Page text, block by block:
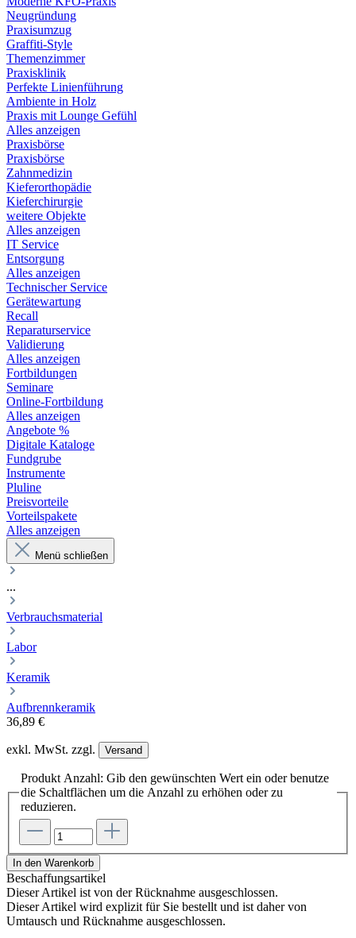
Neugründung
Praxisumzug
Graffiti-Style
Themenzimmer
Praxisklinik
Perfekte Linienführung
Ambiente in Holz
Praxis mit Lounge Gefühl
Alles anzeigen
Praxisbörse
Praxisbörse
Zahnmedizin
Kieferorthopädie
Kieferchirurgie
weitere Objekte
Alles anzeigen
IT Service
Entsorgung
Alles anzeigen
Technischer Service
Gerätewartung
Recall
Reparaturservice
Validierung
Alles anzeigen
Fortbildungen
Seminare
Online-Fortbildung
Alles anzeigen
Angebote %
Digitale Kataloge
Fundgrube
Instrumente
Pluline
Preisvorteile
Vorteilspakete
Alles anzeigen
Menü schließen
...
Verbrauchsmaterial
Labor
Keramik
Aufbrennkeramik
36,89 €
exkl. MwSt. zzgl. Versand
Produkt Anzahl: Gib den gewünschten Wert ein oder benutze
die Schaltflächen um die Anzahl zu erhöhen oder zu
reduzieren.
In den Warenkorb
Beschaffungsartikel
Dieser Artikel ist von der Rücknahme ausgeschlossen.
Dieser Artikel wird explizit für Sie bestellt und ist daher von
Umtausch und Rücknahme ausgeschlossen.